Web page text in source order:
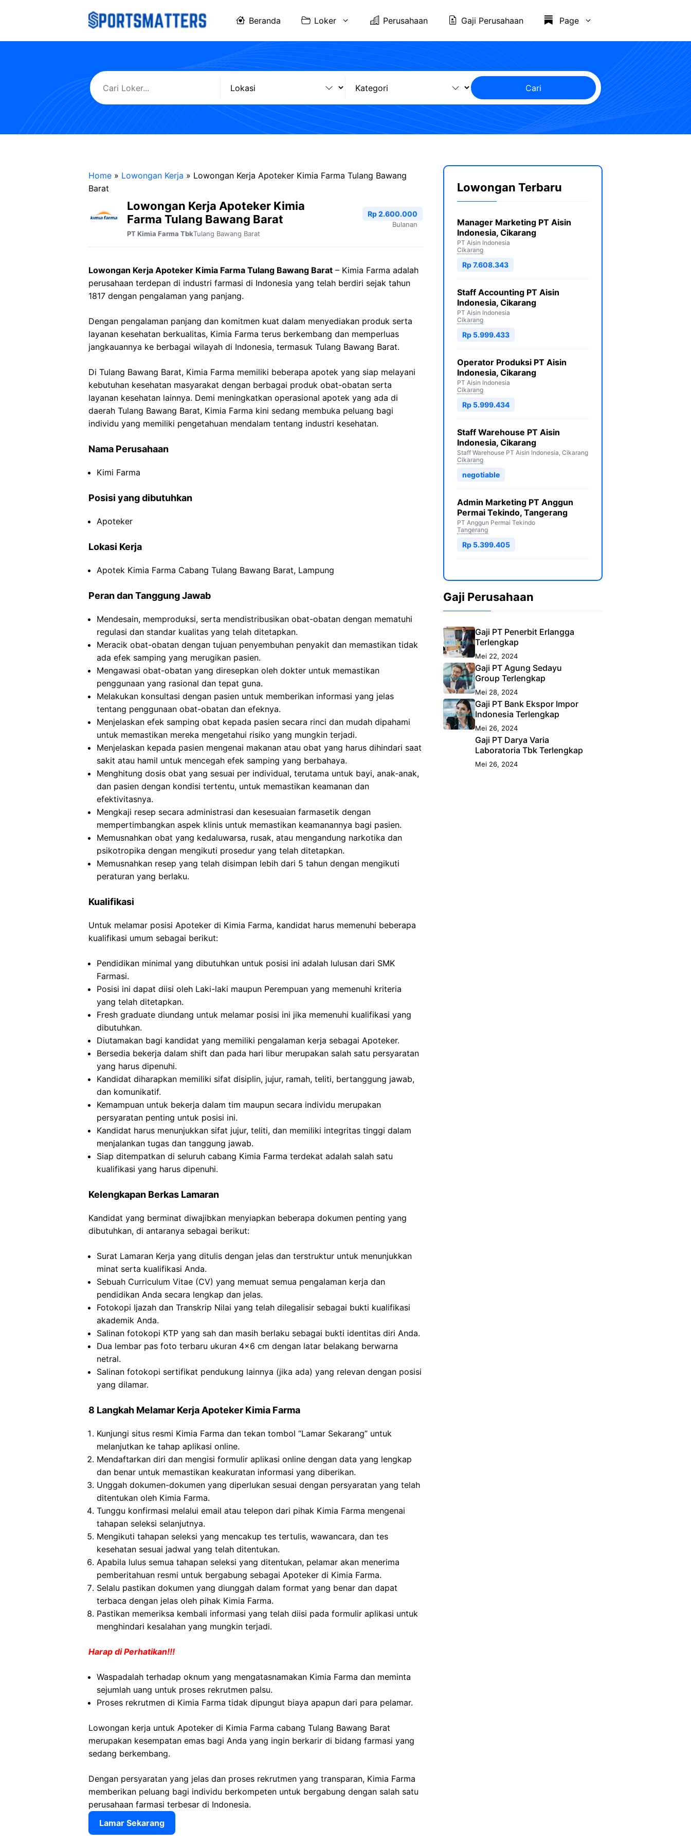
Beranda Loker Perusahaan Gaji Perusahaan Page
Cari
Home » Lowongan Kerja » Lowongan Kerja Apoteker Kimia Farma Tulang Bawang
Barat
Lowongan Kerja Apoteker Kimia
Farma Tulang Bawang Barat
PT Kimia Farma TbkTulang Bawang Barat
Rp 2.600.000
Bulanan
Lowongan Kerja Apoteker Kimia Farma Tulang Bawang Barat – Kimia Farma adalah
perusahaan terdepan di industri farmasi di Indonesia yang telah berdiri sejak tahun
1817 dengan pengalaman yang panjang.
Dengan pengalaman panjang dan komitmen kuat dalam menyediakan produk serta
layanan kesehatan berkualitas, Kimia Farma terus berkembang dan memperluas
jangkauannya ke berbagai wilayah di Indonesia, termasuk Tulang Bawang Barat.
Di Tulang Bawang Barat, Kimia Farma memiliki beberapa apotek yang siap melayani
kebutuhan kesehatan masyarakat dengan berbagai produk obat-obatan serta
layanan kesehatan lainnya. Demi meningkatkan operasional apotek yang ada di
daerah Tulang Bawang Barat, Kimia Farma kini sedang membuka peluang bagi
individu yang memiliki pengetahuan mendalam tentang industri kesehatan.
Nama Perusahaan
Kimi Farma
Posisi yang dibutuhkan
Apoteker
Lokasi Kerja
Apotek Kimia Farma Cabang Tulang Bawang Barat, Lampung
Peran dan Tanggung Jawab
Mendesain, memproduksi, serta mendistribusikan obat-obatan dengan mematuhi
regulasi dan standar kualitas yang telah ditetapkan.
Meracik obat-obatan dengan tujuan penyembuhan penyakit dan memastikan tidak
ada efek samping yang merugikan pasien.
Mengawasi obat-obatan yang diresepkan oleh dokter untuk memastikan
penggunaan yang rasional dan tepat guna.
Melakukan konsultasi dengan pasien untuk memberikan informasi yang jelas
tentang penggunaan obat-obatan dan efeknya.
Menjelaskan efek samping obat kepada pasien secara rinci dan mudah dipahami
untuk memastikan mereka mengetahui risiko yang mungkin terjadi.
Menjelaskan kepada pasien mengenai makanan atau obat yang harus dihindari saat
sakit atau hamil untuk mencegah efek samping yang berbahaya.
Menghitung dosis obat yang sesuai per individual, terutama untuk bayi, anak-anak,
dan pasien dengan kondisi tertentu, untuk memastikan keamanan dan
efektivitasnya.
Mengkaji resep secara administrasi dan kesesuaian farmasetik dengan
mempertimbangkan aspek klinis untuk memastikan keamanannya bagi pasien.
Memusnahkan obat yang kedaluwarsa, rusak, atau mengandung narkotika dan
psikotropika dengan mengikuti prosedur yang telah ditetapkan.
Memusnahkan resep yang telah disimpan lebih dari 5 tahun dengan mengikuti
peraturan yang berlaku.
Kualifikasi
Untuk melamar posisi Apoteker di Kimia Farma, kandidat harus memenuhi beberapa
kualifikasi umum sebagai berikut:
Pendidikan minimal yang dibutuhkan untuk posisi ini adalah lulusan dari SMK
Farmasi.
Posisi ini dapat diisi oleh Laki-laki maupun Perempuan yang memenuhi kriteria
yang telah ditetapkan.
Fresh graduate diundang untuk melamar posisi ini jika memenuhi kualifikasi yang
dibutuhkan.
Diutamakan bagi kandidat yang memiliki pengalaman kerja sebagai Apoteker.
Bersedia bekerja dalam shift dan pada hari libur merupakan salah satu persyaratan
yang harus dipenuhi.
Kandidat diharapkan memiliki sifat disiplin, jujur, ramah, teliti, bertanggung jawab,
dan komunikatif.
Kemampuan untuk bekerja dalam tim maupun secara individu merupakan
persyaratan penting untuk posisi ini.
Kandidat harus menunjukkan sifat jujur, teliti, dan memiliki integritas tinggi dalam
menjalankan tugas dan tanggung jawab.
Siap ditempatkan di seluruh cabang Kimia Farma terdekat adalah salah satu
kualifikasi yang harus dipenuhi.
Kelengkapan Berkas Lamaran
Kandidat yang berminat diwajibkan menyiapkan beberapa dokumen penting yang
dibutuhkan, di antaranya sebagai berikut:
Surat Lamaran Kerja yang ditulis dengan jelas dan terstruktur untuk menunjukkan
minat serta kualifikasi Anda.
Sebuah Curriculum Vitae (CV) yang memuat semua pengalaman kerja dan
pendidikan Anda secara lengkap dan jelas.
Fotokopi Ijazah dan Transkrip Nilai yang telah dilegalisir sebagai bukti kualifikasi
akademik Anda.
Salinan fotokopi KTP yang sah dan masih berlaku sebagai bukti identitas diri Anda.
Dua lembar pas foto terbaru ukuran 4×6 cm dengan latar belakang berwarna
netral.
Salinan fotokopi sertifikat pendukung lainnya (jika ada) yang relevan dengan posisi
yang dilamar.
8 Langkah Melamar Kerja Apoteker Kimia Farma
Kunjungi situs resmi Kimia Farma dan tekan tombol “Lamar Sekarang” untuk
melanjutkan ke tahap aplikasi online.
Mendaftarkan diri dan mengisi formulir aplikasi online dengan data yang lengkap
dan benar untuk memastikan keakuratan informasi yang diberikan.
Unggah dokumen-dokumen yang diperlukan sesuai dengan persyaratan yang telah
ditentukan oleh Kimia Farma.
Tunggu konfirmasi melalui email atau telepon dari pihak Kimia Farma mengenai
tahapan seleksi selanjutnya.
Mengikuti tahapan seleksi yang mencakup tes tertulis, wawancara, dan tes
kesehatan sesuai jadwal yang telah ditentukan.
Apabila lulus semua tahapan seleksi yang ditentukan, pelamar akan menerima
pemberitahuan resmi untuk bergabung sebagai Apoteker di Kimia Farma.
Selalu pastikan dokumen yang diunggah dalam format yang benar dan dapat
terbaca dengan jelas oleh pihak Kimia Farma.
Pastikan memeriksa kembali informasi yang telah diisi pada formulir aplikasi untuk
menghindari kesalahan yang mungkin terjadi.
Harap di Perhatikan!!!
Waspadalah terhadap oknum yang mengatasnamakan Kimia Farma dan meminta
sejumlah uang untuk proses rekrutmen palsu.
Proses rekrutmen di Kimia Farma tidak dipungut biaya apapun dari para pelamar.
Lowongan kerja untuk Apoteker di Kimia Farma cabang Tulang Bawang Barat
merupakan kesempatan emas bagi Anda yang ingin berkarir di bidang farmasi yang
sedang berkembang.
Dengan persyaratan yang jelas dan proses rekrutmen yang transparan, Kimia Farma
memberikan peluang bagi individu berkompeten untuk bergabung dengan salah satu
perusahaan farmasi terbesar di Indonesia.
Lamar Sekarang
Lowongan Terbaru
Manager Marketing PT Aisin
Indonesia, Cikarang
PT Aisin Indonesia
Cikarang
Rp 7.608.343
Staff Accounting PT Aisin
Indonesia, Cikarang
PT Aisin Indonesia
Cikarang
Rp 5.999.433
Operator Produksi PT Aisin
Indonesia, Cikarang
PT Aisin Indonesia
Cikarang
Rp 5.999.434
Staff Warehouse PT Aisin
Indonesia, Cikarang
Staff Warehouse PT Aisin Indonesia, Cikarang
Cikarang
negotiable
Admin Marketing PT Anggun
Permai Tekindo, Tangerang
PT Anggun Permai Tekindo
Tangerang
Rp 5.399.405
Gaji Perusahaan
Gaji PT Penerbit Erlangga
Terlengkap
Mei 22, 2024
Gaji PT Agung Sedayu
Group Terlengkap
Mei 28, 2024
Gaji PT Bank Ekspor Impor
Indonesia Terlengkap
Mei 26, 2024
Gaji PT Darya Varia
Laboratoria Tbk Terlengkap
Mei 26, 2024